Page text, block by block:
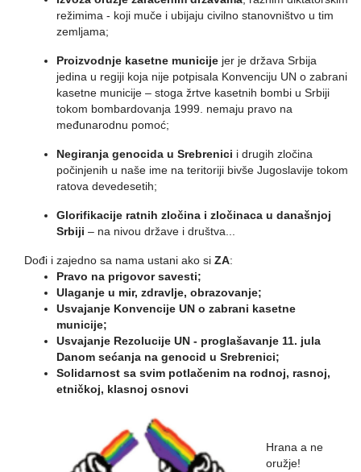
režimima - koji muče i ubijaju civilno stanovništvo u tim
zemljama;
Proizvodnje kasetne municije jer je država Srbija
jedina u regiji koja nije potpisala Konvenciju UN o zabrani
kasetne municije – stoga žrtve kasetnih bombi u Srbiji
tokom bombardovanja 1999. nemaju pravo na
međunarodnu pomoć;
Negiranja genocida u Srebrenici i drugih zločina
počinjenih u naše ime na teritoriji bivše Jugoslavije tokom
ratova devedesetih;
Glorifikacije ratnih zločina i zločinaca u današnjoj
Srbiji – na nivou države i društva...
Dođi i zajedno sa nama ustani ako si ZA:
Pravo na prigovor savesti;
Ulaganje u mir, zdravlje, obrazovanje;
Usvajanje Konvencije UN o zabrani kasetne
municije;
Usvajanje Rezolucije UN - proglašavanje 11. jula
Danom sećanja na genocid u Srebrenici;
Solidarnost sa svim potlačenim na rodnoj, rasnoj,
etničkoj, klasnoj osnovi
Hrana a ne
oružje!